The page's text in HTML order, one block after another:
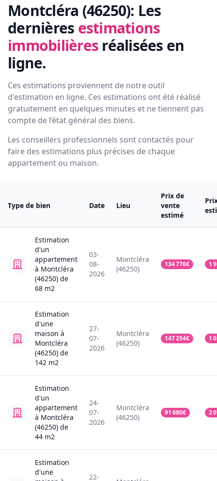
Montcléra (46250): Les
dernières estimations
immobilières réalisées en
ligne.
Ces estimations proviennent de notre outil
d'estimation en ligne. Ces estimations ont été réalisé
gratuitement en quelques minutes et ne tiennent pas
compte de l’état général des biens.
Les conseillers professionnels sont contactés pour
faire des estimations plus précises de chaque
appartement ou maison.
Type de bien Date Lieu
Prix de
vente
estimé
Estimation
d'un
appartement
à Montcléra
(46250) de
68 m2
03-
08-
2026
Montcléra
(46250)
134 776€ 1
Estimation
d'une
maison à
Montcléra
(46250) de
142 m2
27-
07-
2026
Montcléra
(46250)
147 254€ 1
Estimation
d'un
appartement
à Montcléra
(46250) de
44 m2
24-
07-
2026
Montcléra
(46250)
91 080€ 2
Estimation
d'une
22-